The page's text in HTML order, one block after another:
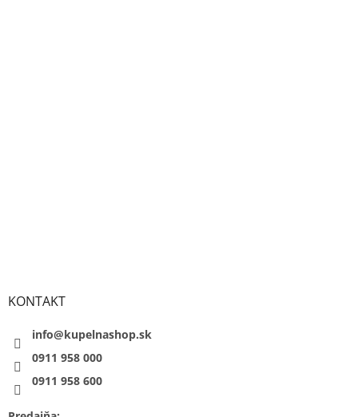
KONTAKT
info@kupelnashop.sk
0911 958 000
0911 958 600